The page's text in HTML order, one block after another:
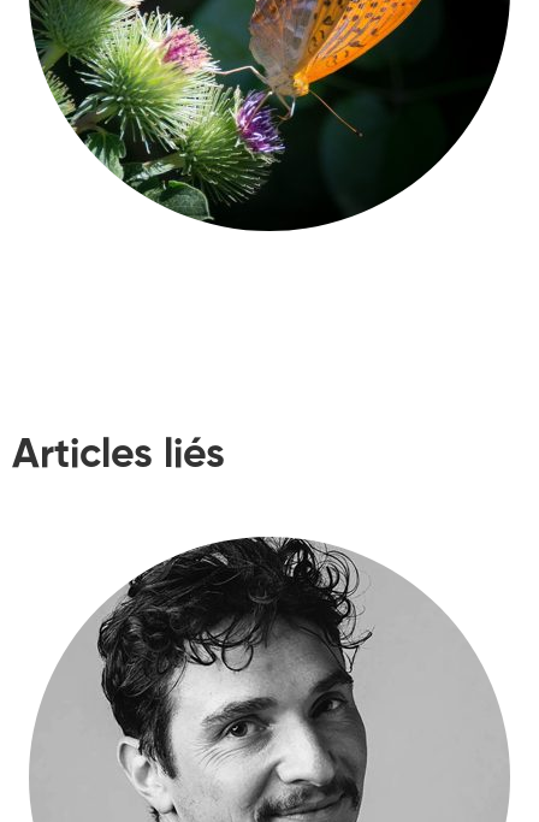
Articles liés